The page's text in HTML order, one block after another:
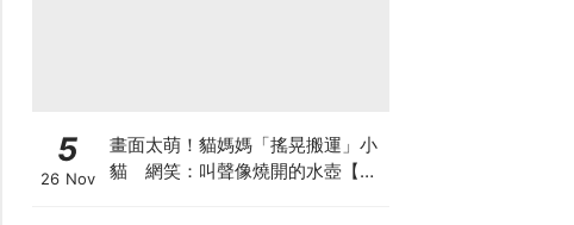
5
26 Nov
畫面太萌！貓媽媽「搖晃搬運」小
貓 網笑：叫聲像燒開的水壺【有